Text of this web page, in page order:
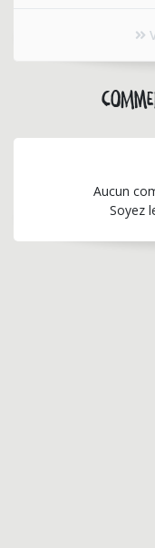
Aucun
Soyez